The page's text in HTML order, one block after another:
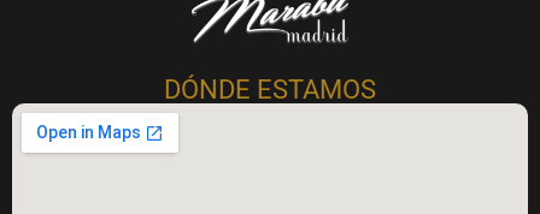
DÓNDE ESTAMOS